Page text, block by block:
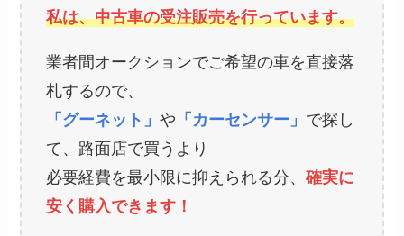
私は、中古車の受注販売を行っています。
業者間オークションでご希望の車を直接落
札するので、
「グーネット」や 「カーセンサー」 で探し
て、路面店で買うより
必要経費を最小限に抑えられる分、確実に
安く購入できます！